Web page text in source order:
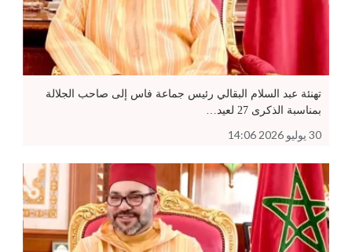
تهنئة عبد السلام البقالي رئيس جماعة فاس إلى صاحب الجلالة
بمناسبة الذكرى 27 لعيد…
30 يوليو 2026 14:06